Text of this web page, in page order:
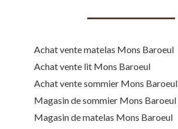
Achat vente matelas Mons Baroeul
Achat vente lit Mons Baroeul
Achat vente sommier Mons Baroeul
Magasin de sommier Mons Baroeul
Magasin de matelas Mons Baroeul